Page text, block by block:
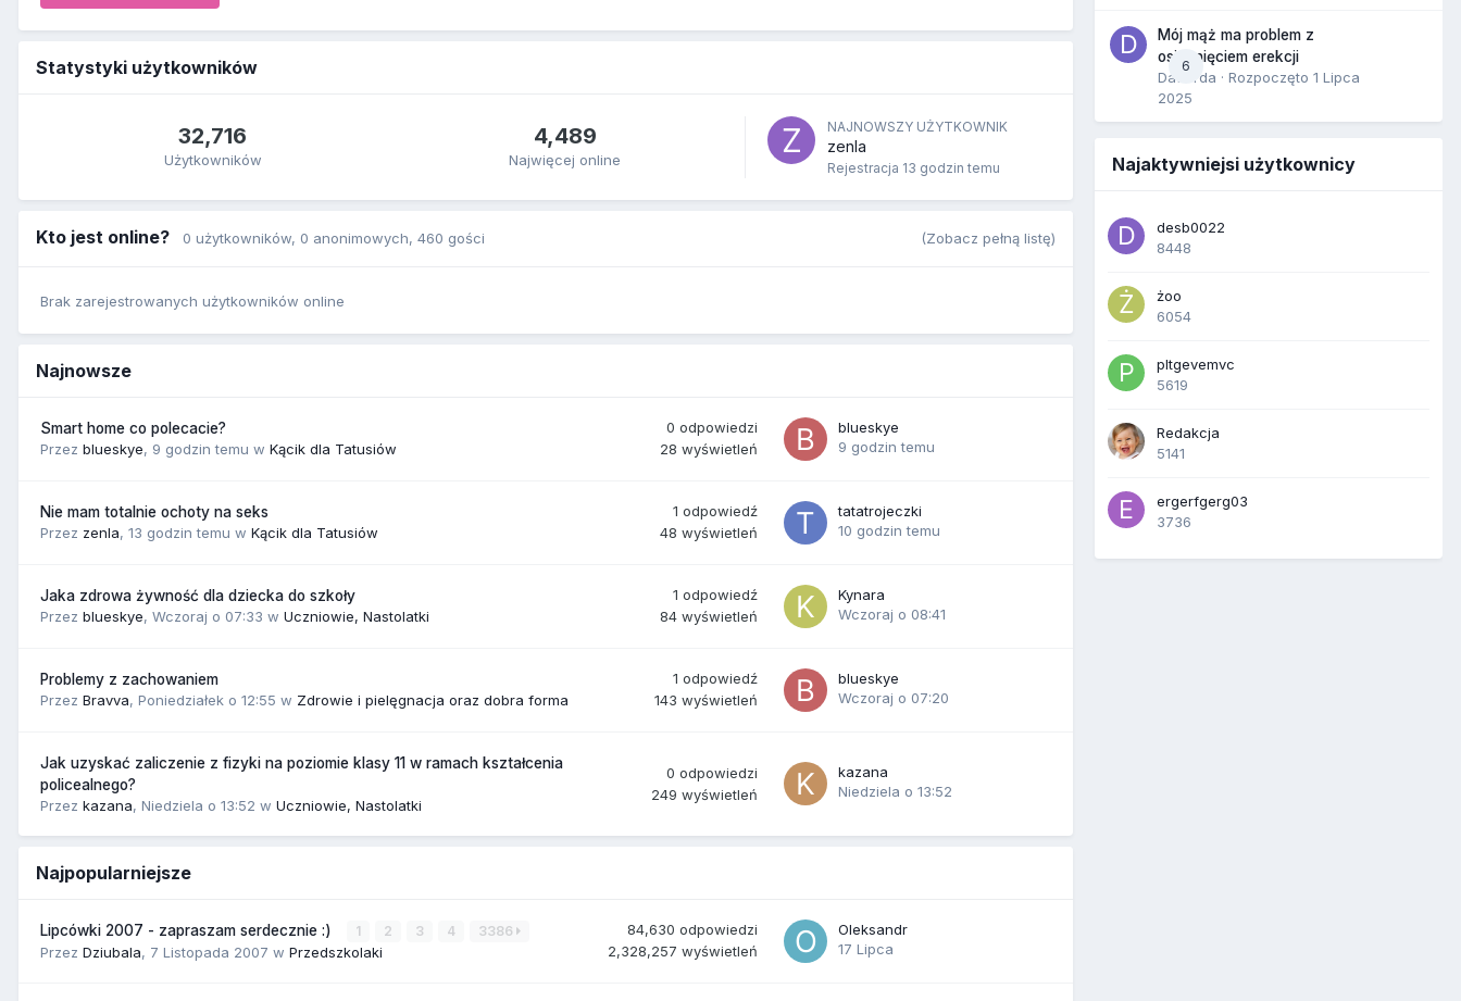
Statystyki użytkowników
32,716
Użytkowników
4,489
Najwięcej online
NAJNOWSZY UŻYTKOWNIK
zenla
Rejestracja 13 godzin temu
Kto jest online? 0 użytkowników, 0 anonimowych, 460 gości (Zobacz pełną listę)
Brak zarejestrowanych użytkowników online
Najnowsze
Smart home co polecacie?
Przez blueskye, 9 godzin temu w Kącik dla Tatusiów
0 odpowiedzi
28 wyświetleń
blueskye
9 godzin temu
Nie mam totalnie ochoty na seks
Przez zenla, 13 godzin temu w Kącik dla Tatusiów
1 odpowiedź
48 wyświetleń
tatatrojeczki
10 godzin temu
Jaka zdrowa żywność dla dziecka do szkoły
Przez blueskye, Wczoraj o 07:33 w Uczniowie, Nastolatki
1 odpowiedź
84 wyświetleń
Kynara
Wczoraj o 08:41
Problemy z zachowaniem
Przez Bravva, Poniedziałek o 12:55 w Zdrowie i pielęgnacja oraz dobra forma
1 odpowiedź
143 wyświetleń
blueskye
Wczoraj o 07:20
Jak uzyskać zaliczenie z fizyki na poziomie klasy 11 w ramach kształcenia
policealnego?
Przez kazana, Niedziela o 13:52 w Uczniowie, Nastolatki
0 odpowiedzi
249 wyświetleń
kazana
Niedziela o 13:52
Najpopularniejsze
Lipcówki 2007 - zapraszam serdecznie :) 1 2 3 4 3386
Przez Dziubala, 7 Listopada 2007 w Przedszkolaki
84,630 odpowiedzi
2,328,257 wyświetleń
Oleksandr
17 Lipca
6
Mój mąż ma problem z
osiągnięciem erekcji
Dafiorda · Rozpoczęto 1 Lipca
2025
Najaktywniejsi użytkownicy
desb0022
8448
żoo
6054
pltgevemvc
5619
Redakcja
5141
ergerfgerg03
3736